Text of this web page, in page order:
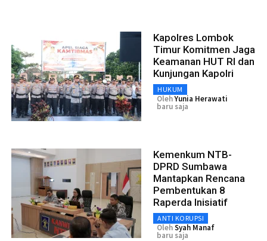
Kapolres Lombok
Timur Komitmen Jaga
Keamanan HUT RI dan
Kunjungan Kapolri
HUKUM
OlehYunia Herawati
baru saja
Kemenkum NTB-
DPRD Sumbawa
Mantapkan Rencana
Pembentukan 8
Raperda Inisiatif
ANTI KORUPSI
OlehSyah Manaf
baru saja